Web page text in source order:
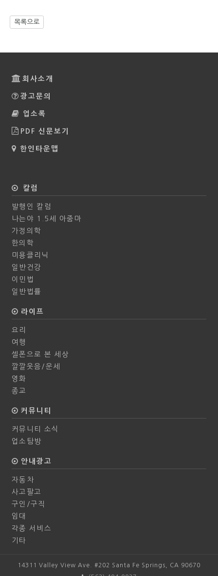
목록으로
회사소개
광고문의
업소록
PDF 신문보기
한인타운맵
칼럼
발행인 칼럼
나는야 1.5세 아줌마
가정의학
한의학
미용클리닉
일반건강
이민법
일반법률
라이프
요리
여행
셀폰으로 본 세상
깔깔웃음/운세
영화
종교
커뮤니티
커뮤니티 소식
업소탐방
안내광고
자동차
사고팔고
구인/구직
임대
각종 서비스
기타
14311 Valley View Ave. #202 Santa Fe Springs, CA 90670